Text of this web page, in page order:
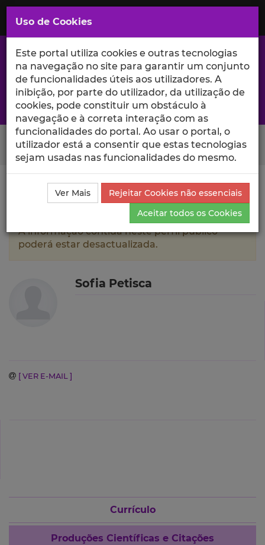
Saltar
para
Conteúdo
Principal
A excelência da investigação e ciência no Iscte
Search Button
Ciência_Iscte Autores Sofia Petisca
Produções
Científicas e Citações
A informação contida neste perfil público
poderá estar desactualizada.
Sofia Petisca
[ VER E-MAIL ]
Currículo
Produções Científicas e Citações
Uso de Cookies
Este portal utiliza cookies e outras tecnologias
na navegação no site para garantir um conjunto
de funcionalidades úteis aos utilizadores. A
inibição, por parte do utilizador, da utilização de
cookies, pode constituir um obstáculo à
navegação e à correta interação com as
funcionalidades do portal. Ao usar o portal, o
utilizador está a consentir que estas tecnologias
sejam usadas nas funcionalidades do mesmo.
Ver Mais
Rejeitar Cookies não essenciais
Aceitar todos os Cookies